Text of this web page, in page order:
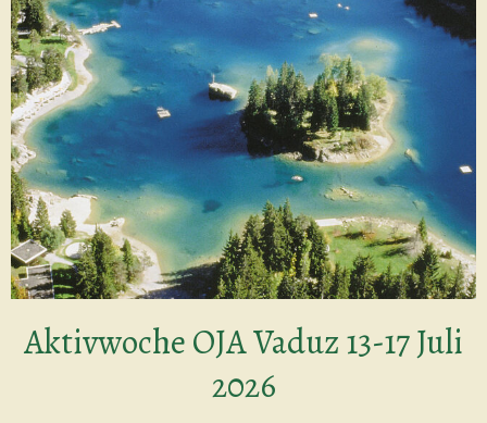
Aktivwoche OJA Vaduz 13-17 Juli
2026